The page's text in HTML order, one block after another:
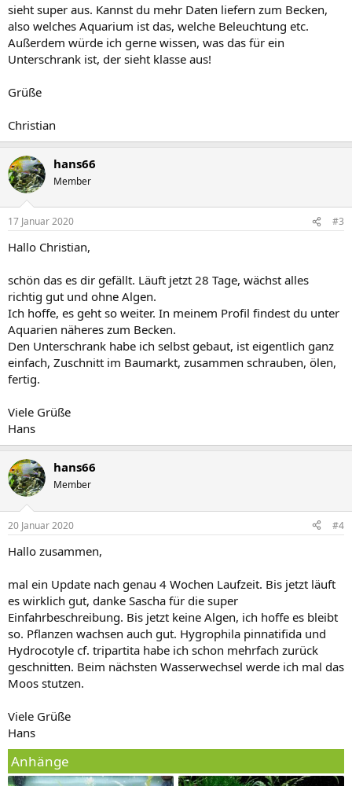
sieht super aus. Kannst du mehr Daten liefern zum Becken,
also welches Aquarium ist das, welche Beleuchtung etc.
Außerdem würde ich gerne wissen, was das für ein
Unterschrank ist, der sieht klasse aus!
Grüße
Christian
hans66
Member
17 Januar 2020 #3
Hallo Christian,
schön das es dir gefällt. Läuft jetzt 28 Tage, wächst alles
richtig gut und ohne Algen.
Ich hoffe, es geht so weiter. In meinem Profil findest du unter
Aquarien näheres zum Becken.
Den Unterschrank habe ich selbst gebaut, ist eigentlich ganz
einfach, Zuschnitt im Baumarkt, zusammen schrauben, ölen,
fertig.
Viele Grüße
Hans
hans66
Member
20 Januar 2020 #4
Hallo zusammen,
mal ein Update nach genau 4 Wochen Laufzeit. Bis jetzt läuft
es wirklich gut, danke Sascha für die super
Einfahrbeschreibung. Bis jetzt keine Algen, ich hoffe es bleibt
so. Pflanzen wachsen auch gut. Hygrophila pinnatifida und
Hydrocotyle cf. tripartita habe ich schon mehrfach zurück
geschnitten. Beim nächsten Wasserwechsel werde ich mal das
Moos stutzen.
Viele Grüße
Hans
Anhänge